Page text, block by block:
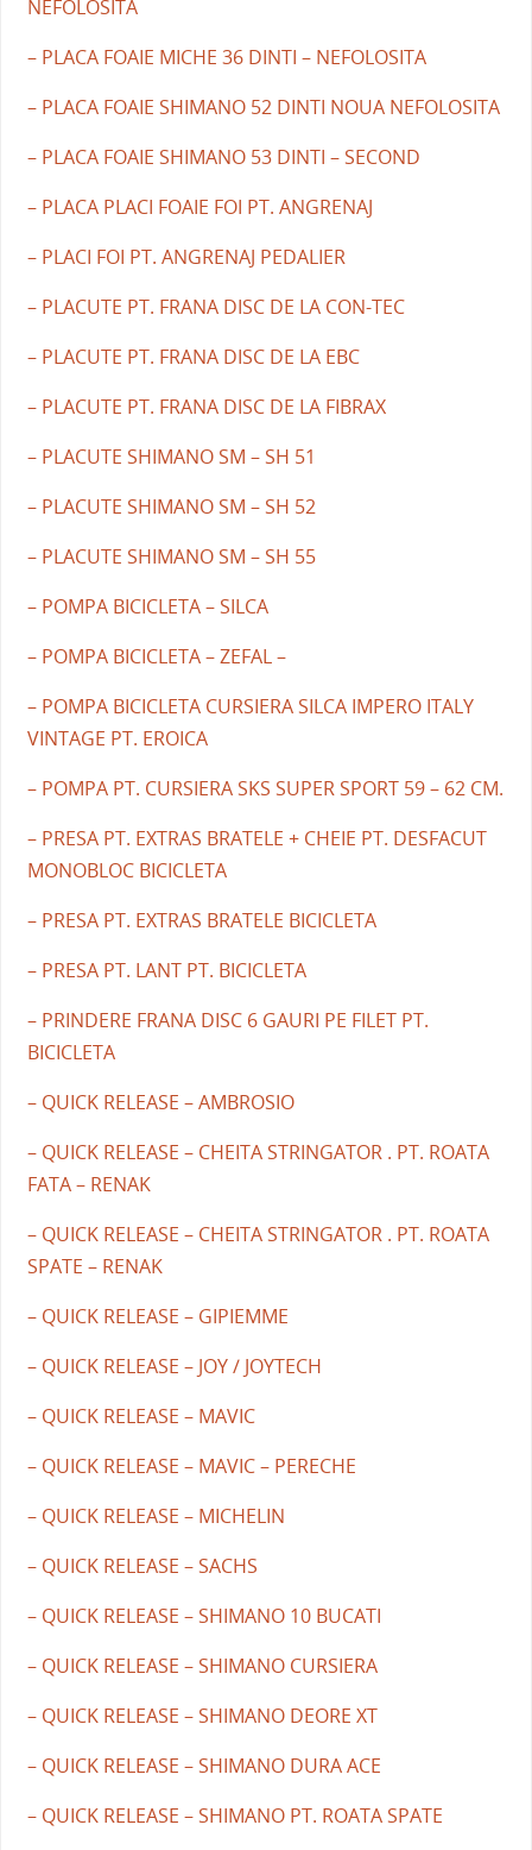
NEFOLOSITA
– PLACA FOAIE MICHE 36 DINTI – NEFOLOSITA
– PLACA FOAIE SHIMANO 52 DINTI NOUA NEFOLOSITA
– PLACA FOAIE SHIMANO 53 DINTI – SECOND
– PLACA PLACI FOAIE FOI PT. ANGRENAJ
– PLACI FOI PT. ANGRENAJ PEDALIER
– PLACUTE PT. FRANA DISC DE LA CON-TEC
– PLACUTE PT. FRANA DISC DE LA EBC
– PLACUTE PT. FRANA DISC DE LA FIBRAX
– PLACUTE SHIMANO SM – SH 51
– PLACUTE SHIMANO SM – SH 52
– PLACUTE SHIMANO SM – SH 55
– POMPA BICICLETA – SILCA
– POMPA BICICLETA – ZEFAL –
– POMPA BICICLETA CURSIERA SILCA IMPERO ITALY
VINTAGE PT. EROICA
– POMPA PT. CURSIERA SKS SUPER SPORT 59 – 62 CM.
– PRESA PT. EXTRAS BRATELE + CHEIE PT. DESFACUT
MONOBLOC BICICLETA
– PRESA PT. EXTRAS BRATELE BICICLETA
– PRESA PT. LANT PT. BICICLETA
– PRINDERE FRANA DISC 6 GAURI PE FILET PT.
BICICLETA
– QUICK RELEASE – AMBROSIO
– QUICK RELEASE – CHEITA STRINGATOR . PT. ROATA
FATA – RENAK
– QUICK RELEASE – CHEITA STRINGATOR . PT. ROATA
SPATE – RENAK
– QUICK RELEASE – GIPIEMME
– QUICK RELEASE – JOY / JOYTECH
– QUICK RELEASE – MAVIC
– QUICK RELEASE – MAVIC – PERECHE
– QUICK RELEASE – MICHELIN
– QUICK RELEASE – SACHS
– QUICK RELEASE – SHIMANO 10 BUCATI
– QUICK RELEASE – SHIMANO CURSIERA
– QUICK RELEASE – SHIMANO DEORE XT
– QUICK RELEASE – SHIMANO DURA ACE
– QUICK RELEASE – SHIMANO PT. ROATA SPATE